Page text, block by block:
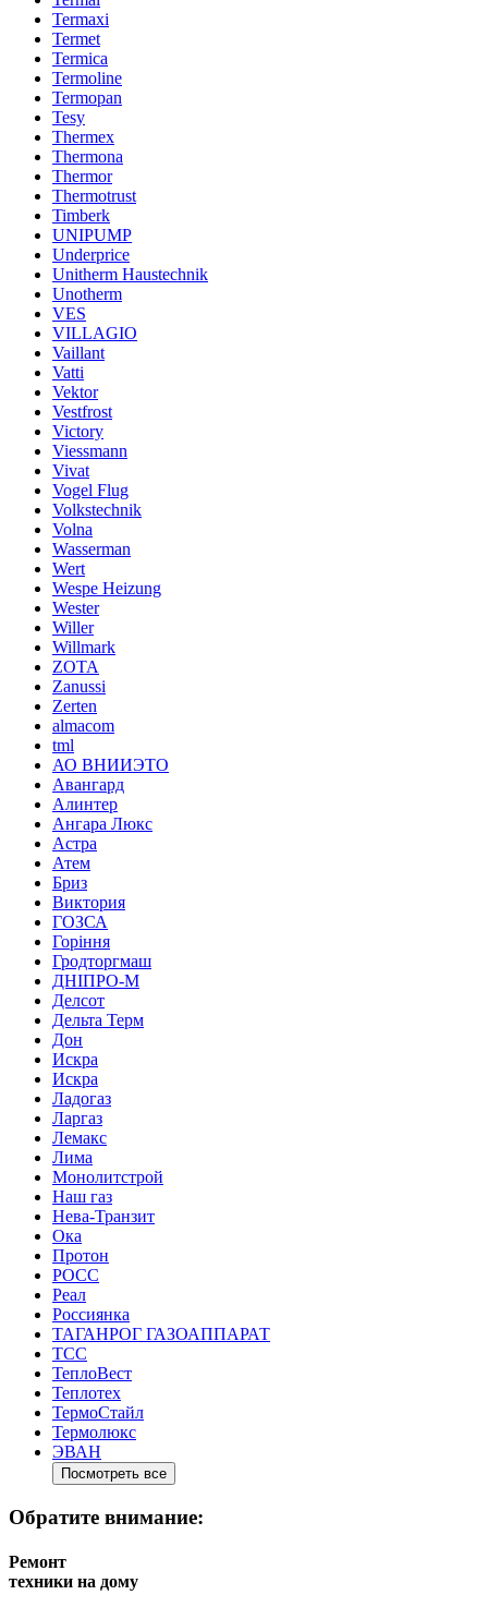
Termaxi
Termet
Termica
Termoline
Termopan
Tesy
Thermex
Thermona
Thermor
Thermotrust
Timberk
UNIPUMP
Underprice
Unitherm Haustechnik
Unotherm
VES
VILLAGIO
Vaillant
Vatti
Vektor
Vestfrost
Victory
Viessmann
Vivat
Vogel Flug
Volkstechnik
Volna
Wasserman
Wert
Wespe Heizung
Wester
Willer
Willmark
ZOTA
Zanussi
Zerten
almacom
tml
АО ВНИИЭТО
Авангард
Алинтер
Ангара Люкс
Астра
Атем
Бриз
Виктория
ГОЗСА
Горіння
Гродторгмаш
ДНІПРО-М
Делсот
Дельта Терм
Дон
Искра
Искра
Ладогаз
Ларгаз
Лемакс
Лима
Монолитстрой
Наш газ
Нева-Транзит
Ока
Протон
РОСС
Реал
Россиянка
ТАГАНРОГ ГАЗОАППАРАТ
ТСС
ТеплоВест
Теплотех
ТермоСтайл
Термолюкс
ЭВАН
Посмотреть все
Обратите внимание:
Ремонт
техники на дому